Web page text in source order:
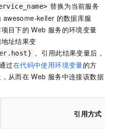
替换为当前服务
awesome-keller 的数据库服
目下的 Web 服务的环境变量
址结果变
。引用此结果变量后，
过在代码中使用环境变量的方
从而在 Web 服务中连接该数据
引用方式